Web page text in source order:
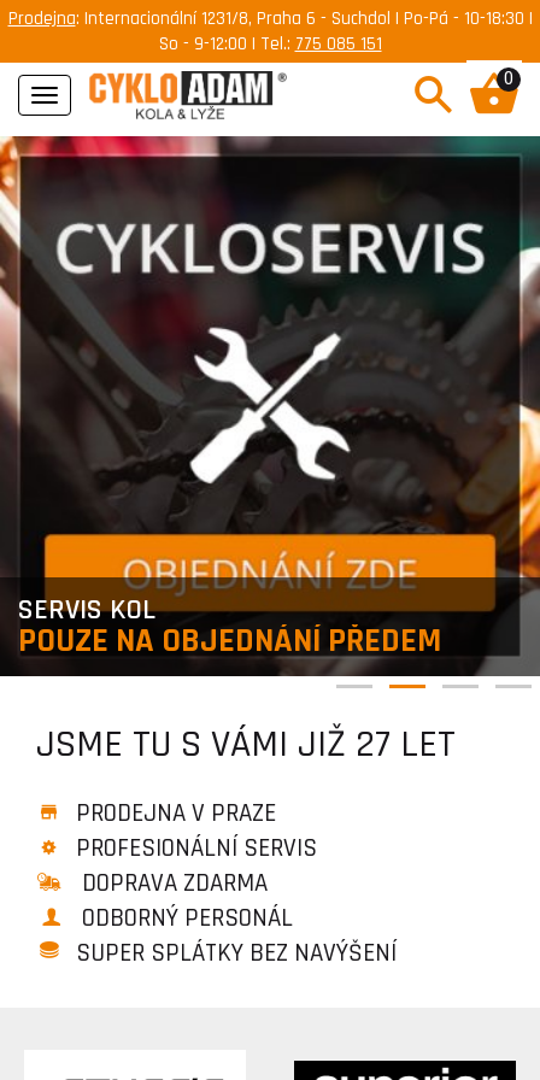
Prodejna: Internacionální 1231/8, Praha 6 - Suchdol | Po-Pá - 10-18:30 |
So - 9-12:00 | Tel.: 775 085 151
Navigace
0
SERVIS KOL
POUZE NA OBJEDNÁNÍ PŘEDEM
JSME TU S VÁMI JIŽ 27 LET
PRODEJNA V PRAZE
PROFESIONÁLNÍ SERVIS
DOPRAVA ZDARMA
ODBORNÝ PERSONÁL
SUPER SPLÁTKY BEZ NAVÝŠENÍ